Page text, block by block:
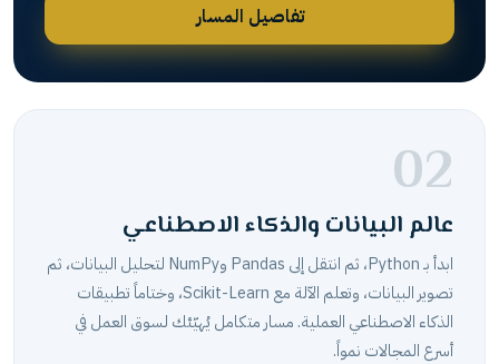
تفاصيل المسار
02
عالم البيانات والذكاء الاصطناعي
ابدأ بـ Python، ثم انتقل إلى Pandas وNumPy لتحليل البيانات، ثم
تصوير البيانات، وتعلم الآلة مع Scikit-Learn، وختاماً تطبيقات
الذكاء الاصطناعي العملية. مسار متكامل يُهيّئك لسوق العمل في
أسرع المجالات نمواً.